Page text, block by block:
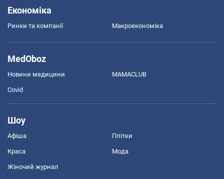
Економіка
Ринки та компанії Макроекономіка
MedOboz
Новини медицини MAMACLUB
Covid
Шоу
Афіша Плітки
Краса Мода
Жіночий журнал